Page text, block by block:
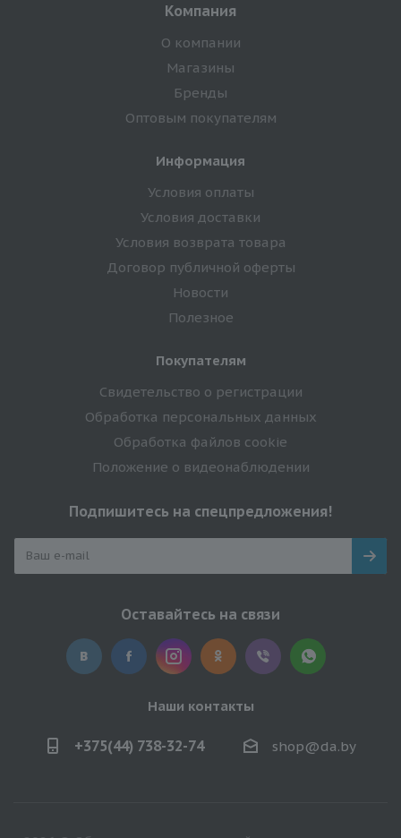
Компания
О компании
Магазины
Бренды
Оптовым покупателям
Информация
Условия оплаты
Условия доставки
Условия возврата товара
Договор публичной оферты
Новости
Полезное
Покупателям
Свидетельство о регистрации
Обработка персональных данных
Обработка файлов cookie
Положение о видеонаблюдении
Подпишитесь на спецпредложения!
Оставайтесь на связи
Наши контакты
+375(44) 738-32-74 shop@da.by